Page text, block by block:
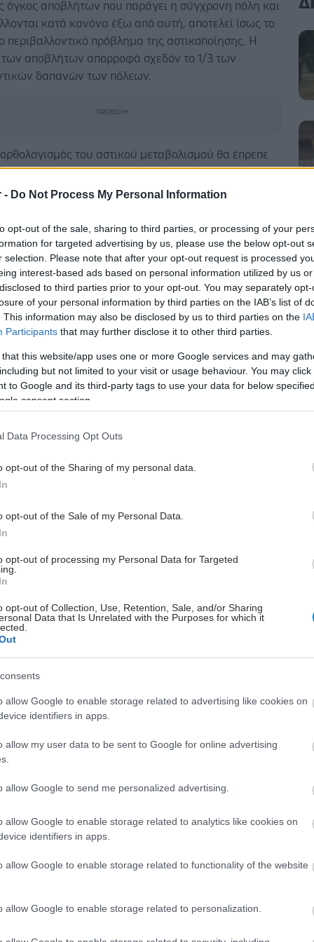
- Do Not Process My Personal Information
opt-out of the sale, sharing to third parties, or processing of your
for targeted advertising by us, please use the below opt-out
selection. Please note that after your opt-out request is processed
interest-based ads based on personal information utilized by us
to third parties prior to your opt-out. You may separately
of your personal information by third parties on the IAB’s list of
This information may also be disclosed by us to third parties on the
Participants that may further disclose it to other third parties.
that this website/app uses one or more Google services and may
but not limited to your visit or usage behaviour. You may
to Google and its third-party tags to use your data for below
consent section.
Data Processing Opt Outs
opt-out of the Sharing of my personal data.
opt-out of the Sale of my Personal Data.
opt-out of processing my Personal Data for Targeted
opt-out of Collection, Use, Retention, Sale, and/or Sharing
Data that Is Unrelated with the Purposes for which it
allow Google to enable storage related to advertising like cookies on
identifiers in apps.
allow my user data to be sent to Google for online advertising
allow Google to send me personalized advertising.
allow Google to enable storage related to analytics like cookies on
identifiers in apps.
allow Google to enable storage related to functionality of the website
allow Google to enable storage related to personalization.
όγκος αποβλήτων που παράγει η σύγχρονη πόλη και
κατά κανόνα έξω από αυτή, αποτελεί ίσως το
περιβαλλοντικό πρόβλημα της αστικοποίησης. Η
των αποβλήτων απορροφά σχεδόν το 1/3 των
δαπανών των πόλεων.
του αστικού μεταβολισμού θα έπρεπε
στην πρόληψη των αποβλήτων μέσω της μείωσης
τους, οι δαπάνες αυτές αφορούν κυρίως
και του οικοσχεδιασμού στη
θα μπορούσαν να οδηγήσουν σε λιγότερα και πιο
περιοχές της Μ. Βρετανίας έχει επιτευχθεί μείωση
κατά 35%. Στην Πάρμα της Ιταλίας, τα ποιοτικά
σε οικοδομικά υλικά, στο Ρίμινι τα
των ξενοδοχείων σε γεωργικά λιπάσματα.
που συμμετέχουν στη διαδικασία αυτή
με φυτά.
και τις ψυχαγωγικές δραστηριότητες στην πόλη,
με σημαντικές συνέπειες στην υγεία των κατοίκων.
ορισμένα όρια στην προσαρμοστική αυτή
απροσδόκητος ή μόνιμος θόρυβος
την προσαρμοστική ικανότητα του ατόμου. Στην
Ένωση, έρευνες έχουν διαπιστώσει ότι το 17-22% του
υψηλές στάθμες εξωτερικού θορύβου (>65db),
εκτίθεται σε στάθμες θορύβου που προκαλούν
(55-65db).
επιπτώσεις του θορύβου στην υγεία
παρενόχληση του ύπνου, διάσπαση της
του καρδιαγγειακού συστήματος, μείωση της
και σε ορισμένα μεταφορικά μέσα,
μάλιστα μη αναστρέψιμη, λόγω καταστροφής των
σε θόρυβο αυξάνει την αρτηριακή πίεση και